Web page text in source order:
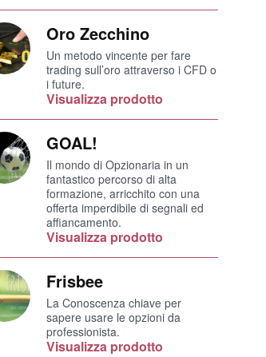
Oro Zecchino
Un metodo vincente per fare
trading sull’oro attraverso i CFD o
i future.
Visualizza prodotto
GOAL!
Il mondo di Opzionaria in un
fantastico percorso di alta
formazione, arricchito con una
offerta imperdibile di segnali ed
affiancamento.
Visualizza prodotto
Frisbee
La Conoscenza chiave per
sapere usare le opzioni da
professionista.
Visualizza prodotto